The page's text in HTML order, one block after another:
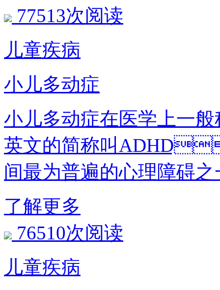
77513次阅读
儿童疾病
小儿多动症
小儿多动症在医学上一般
英文的简称叫
间最为普遍的心理障碍之
了解更多
76510次阅读
儿童疾病